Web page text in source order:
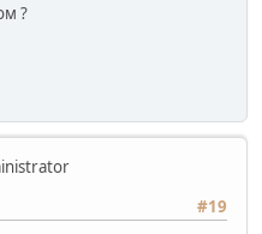
?
#19